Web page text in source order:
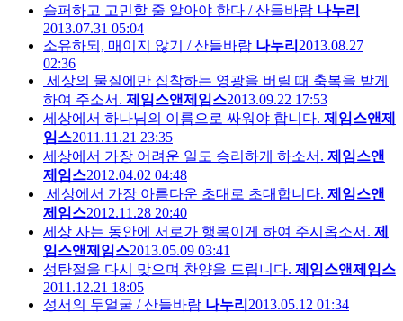
슬퍼하고 고민할 줄 알아야 한다 / 산들바람 나누리
2013.07.31 05:04
소유하되, 매이지 않기 / 산들바람 나누리 2013.08.27
02:36
세상의 물질에만 집착하는 영광을 버릴 때 축복을 받게
하여 주소서. 제임스앤제임스2013.09.22 17:53
세상에서 하나님의 이름으로 싸워야 합니다. 제임스앤제
임스2011.11.21 23:35
세상에서 가장 어려운 일도 승리하게 하소서. 제임스앤
제임스2012.04.02 04:48
세상에서 가장 아름다운 초대로 초대합니다. 제임스앤
제임스2012.11.28 20:40
세상 사는 동안에 서로가 행복이게 하여 주시옵소서. 제
임스앤제임스2013.05.09 03:41
성탄절을 다시 맞으며 찬양을 드립니다. 제임스앤제임스
2011.12.21 18:05
성서의 두얼굴 / 산들바람 나누리 2013.05.12 01:34